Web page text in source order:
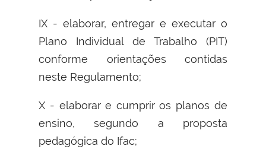
IX - elaborar, entregar e executar o
Plano Individual de Trabalho (PIT)
conforme orientações contidas
neste Regulamento;
X - elaborar e cumprir os planos de
ensino, segundo a proposta
pedagógica do Ifac;